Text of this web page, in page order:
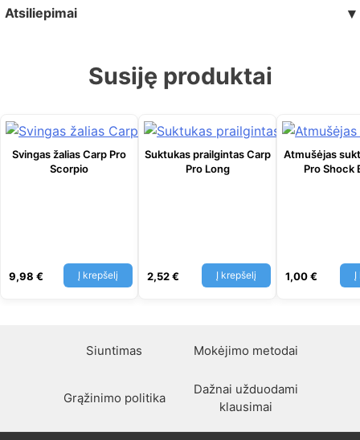
Atsiliepimai ▾
Susiję produktai
Svingas žalias Carp Pro
Scorpio
9,98 € Į krepšelį
Suktukas prailgintas Carp
Pro Long
2,52€ Į krepšelį
Atmušėjas
Pro Shock
1,00€ Į
Siuntimas Mokėjimo metodai
Grąžinimo politika
Dažnai užduodami
klausimai